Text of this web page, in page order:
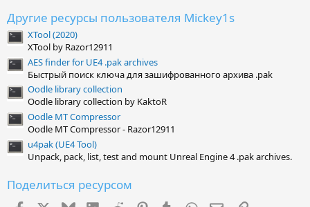
ё
з
Другие ресурсы пользователя Mickey1s
XTool (2020)
XTool by Razor12911
AES finder for UE4 .pak archives
Быстрый поиск ключа для зашифрованного архива .pak
Oodle library collection
Oodle library collection by KaktoR
Oodle MT Compressor
Oodle MT Compressor - Razor12911
u4pak (UE4 Tool)
Unpack, pack, list, test and mount Unreal Engine 4 .pak archives.
Поделиться ресурсом